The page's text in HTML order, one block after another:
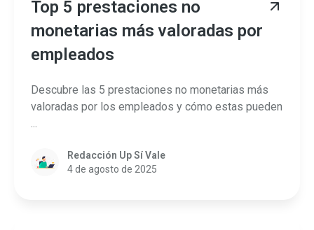
Top 5 prestaciones no
monetarias más valoradas por
empleados
Descubre las 5 prestaciones no monetarias más
valoradas por los empleados y cómo estas pueden
...
Redacción Up Sí Vale
4 de agosto de 2025